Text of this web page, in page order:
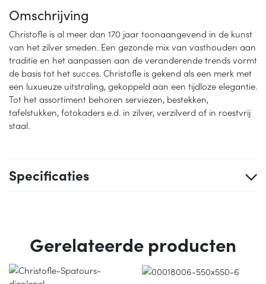
Omschrijving
Christofle is al meer dan 170 jaar toonaangevend in de kunst
van het zilver smeden. Een gezonde mix van vasthouden aan
traditie en het aanpassen aan de veranderende trends vormt
de basis tot het succes. Christofle is gekend als een merk met
een luxueuze uitstraling, gekoppeld aan een tijdloze elegantie.
Tot het assortiment behoren serviezen, bestekken,
tafelstukken, fotokaders e.d. in zilver, verzilverd of in roestvrij
staal.
Specificaties
Gerelateerde producten